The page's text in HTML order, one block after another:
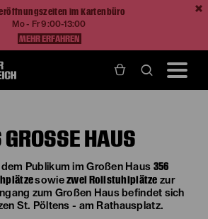
im Kartenbüro
Mo - Fr 9:00-13:00
MEHR ERFAHREN
HAUS
Publikum im Großen Haus 356
sowiezwei Rollstuhlplätze zur
zum Großen Haus befindet sich
St. Pöltens - am Rathausplatz.